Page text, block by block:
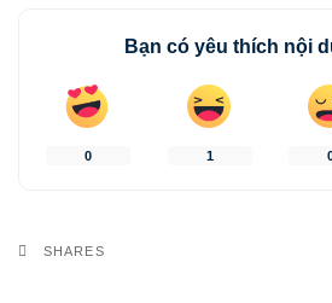
Bạn có yêu thích nội
0 1
SHARES